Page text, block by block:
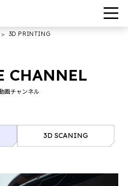
3D PRINTING
CHANNEL
画チャンネル
3D SCANING